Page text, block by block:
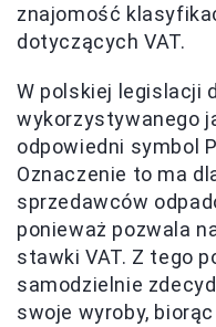
znajomość
dotyczących VAT.
W polskiej legislacji
wykorzystywanego
odpowiedni symbol
Oznaczenie to ma
sprzedawców
ponieważ pozwala
stawki VAT. Z tego
samodzielnie
swoje wyroby,